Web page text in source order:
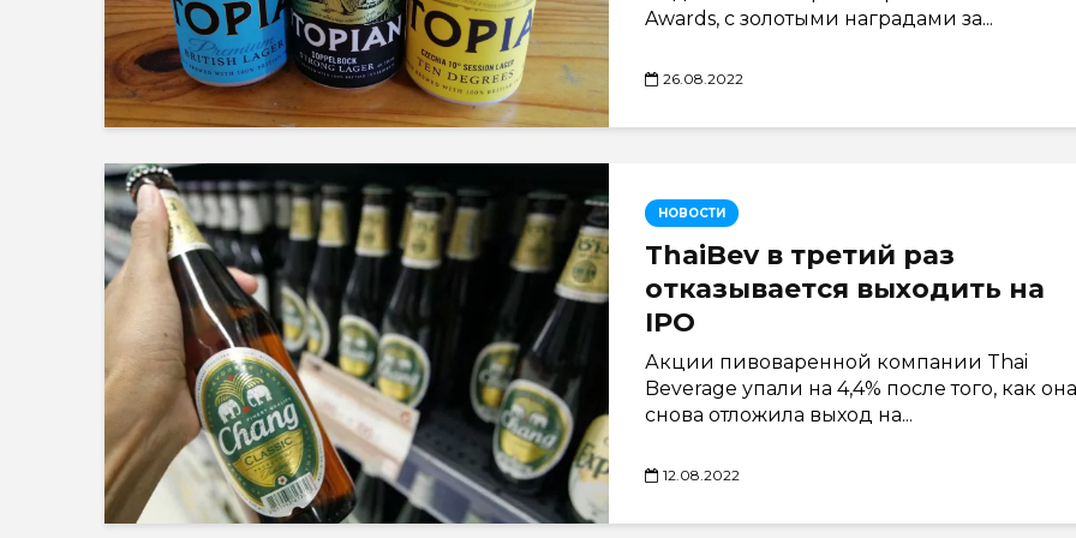
Awards, с золотыми наградами за...
26.08.2022
НОВОСТИ
ThaiBev в третий раз
отказывается выходить на
IPO
Акции пивоваренной компании Thai
Beverage упали на 4,4% после того, как она
снова отложила выход на...
12.08.2022